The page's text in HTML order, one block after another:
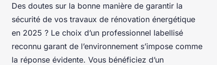
Des doutes sur la bonne manière de garantir la
sécurité de vos travaux de rénovation énergétique
en 2025 ? Le choix d’un professionnel labellisé
reconnu garant de l’environnement s’impose comme
la réponse évidente. Vous bénéficiez d’un